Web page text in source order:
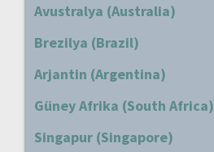
Avustralya (Australia)
Brezilya (Brazil)
Arjantin (Argentina)
Güney Afrika (South Africa)
Singapur (Singapore)